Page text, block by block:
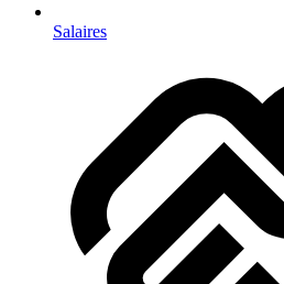
Salaires